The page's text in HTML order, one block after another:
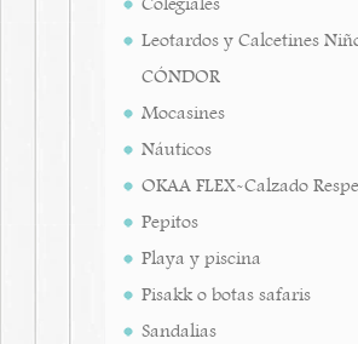
Leotardos y Calcetines
CÓNDOR
Mocasines
Náuticos
OKAA FLEX-Calzado
Pepitos
Playa y piscina
Pisakk o botas safaris
Sandalias